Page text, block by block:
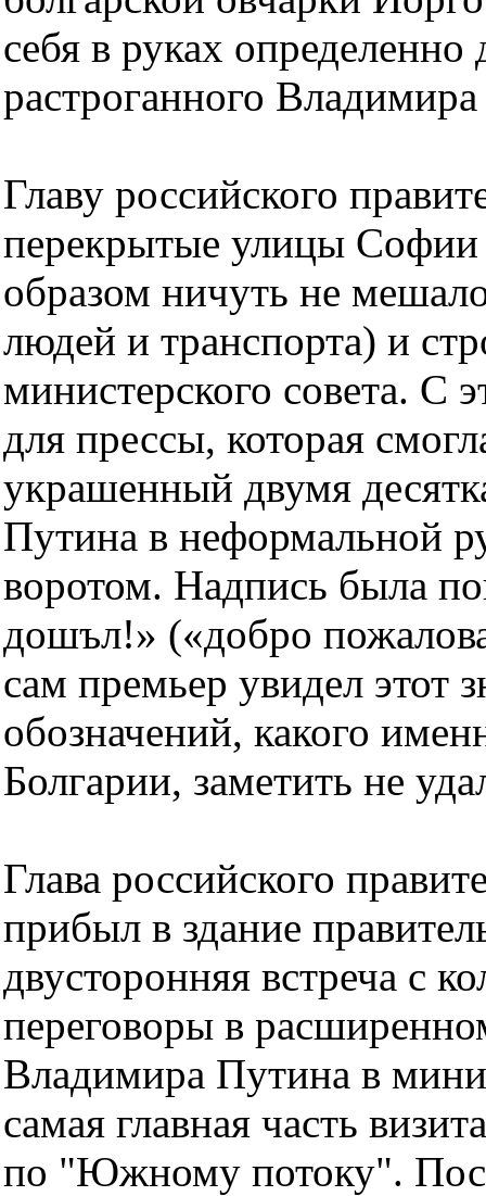
себя в руках
растроганного
Главу российского
перекрытые улицы Софии
образом ничуть не
людей и транспорта) и
министерского совета. С
для прессы, которая
украшенный двумя
Путина в неформальной
воротом. Надпись была
дошъл!» («добро
сам премьер увидел этот
обозначений, какого
Болгарии, заметить не
Глава российского
прибыл в здание
двусторонняя встреча с
переговоры в
Владимира Путина в
самая главная часть
по "Южному потоку".